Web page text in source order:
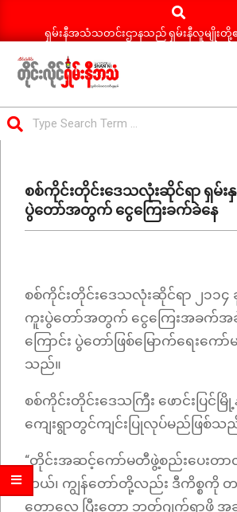
Search
ရှမ်းနီအသံသတင်းဌာနသည် ရှမ်းနီလူမျိုးတို့
ရှမ်း
နီ
သတင်း
Menuစစ်ကိုင်းတိုင်းဒေသလုံးဆိုင်ရာ ရှမ်း
ပွဲတော်အတွက် ငွေကြေးခက်ခဲနေ
စစ်ကိုင်းတိုင်းဒေသလုံးဆိုင်ရာ ၂၁၁၄
ကူးပွဲတော်အတွက် ငွေကြေးအခက်အခဲမ
ကြောင်း ပွဲတော်ဖြစ်မြောက်ရေးက
သည်။
စစ်ကိုင်းတိုင်းဒေသကြီး ဖောင်းပြင်
ကျေးရွာတွင်ကျင်းပြုလုပ်မည်ဖြစ်သ
“တိုင်းအဆင့်ကော်မတီဖွဲ့စည်းပေးတ
တယ်၊ ကျွန်တော်တို့လည်း ဒီကိစ္စကို တ
တော့လေ ပြီးတော့ ဘတ်ဂျက်ရှာဖို့ အ